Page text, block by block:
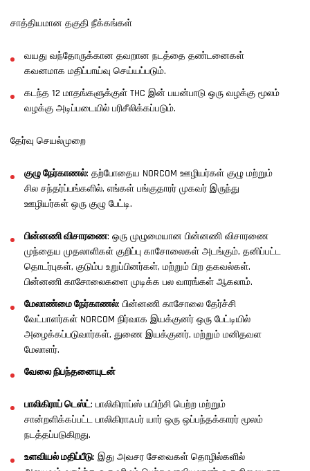
சாத்தியமான தகுதி நீக்கங்கள்
வயது வந்தோருக்கான தவறான நடத்தை தண்டனைகள்
கவனமாக மதிப்பாய்வு செய்யப்படும்.
கடந்த 12 மாதங்களுக்குள் THC இன் பயன்பாடு ஒரு வழக்கு மூலம்
வழக்கு அடிப்படையில் பரிசீலிக்கப்படும்.
தேர்வு செயல்முறை
குழு நேர்காணல்: தற்போதைய NORCOM ஊழியர்கள் குழு மற்றும்
சில சந்தர்ப்பங்களில், எங்கள் பங்குதாரர் முகவர் இருந்து
ஊழியர்கள் ஒரு குழு பேட்டி.
பின்னணி விசாரணை: ஒரு முழுமையான பின்னணி விசாரணை
முந்தைய முதலாளிகள் குறிப்பு காசோலைகள் அடங்கும், தனிப்பட்ட
தொடர்புகள், குடும்ப உறுப்பினர்கள், மற்றும் பிற தகவல்கள்.
பின்னணி காசோலைகளை முடிக்க பல வாரங்கள் ஆகலாம்.
மேலாண்மை நேர்காணல்: பின்னணி காசோலை தேர்ச்சி
வேட்பாளர்கள் NORCOM நிர்வாக இயக்குனர் ஒரு பேட்டியில்
அழைக்கப்படுவார்கள், துணை இயக்குனர், மற்றும் மனிதவள
மேலாளர்.
வேலை நிபந்தனையுடன்
பாலிகிராப் டெஸ்ட்: பாலிகிராப்ஸ் பயிற்சி பெற்ற மற்றும்
சான்றளிக்கப்பட்ட பாலிகிராஃபர் யார் ஒரு ஒப்பந்தக்காரர் மூலம்
நடத்தப்படுகிறது.
உளவியல் மதிப்பீடு: இது அவசர சேவைகள் தொழில்களில்